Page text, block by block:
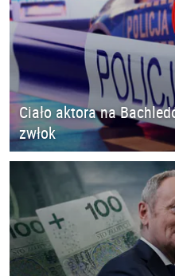
Ciało aktora na
zwłok